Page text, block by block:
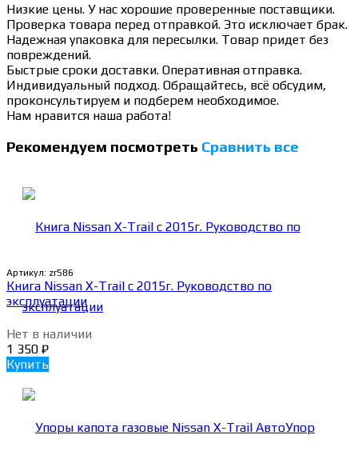
Низкие цены. У нас хорошие проверенные поставщики.
Проверка товара перед отправкой. Это исключает брак.
Надежная упаковка для пересылки. Товар придет без
повреждений.
Быстрые сроки доставки. Оперативная отправка.
Индивидуальный подход. Обращайтесь, всё обсудим,
проконсультируем и подберем необходимое.
Нам нравится наша работа!
Рекомендуем посмотреть Сравнить все
Артикул: zr586
Книга Nissan X-Trail c 2015г. Руководство по
эксплуатации
Нет в наличии
1 350 ₽
Купить